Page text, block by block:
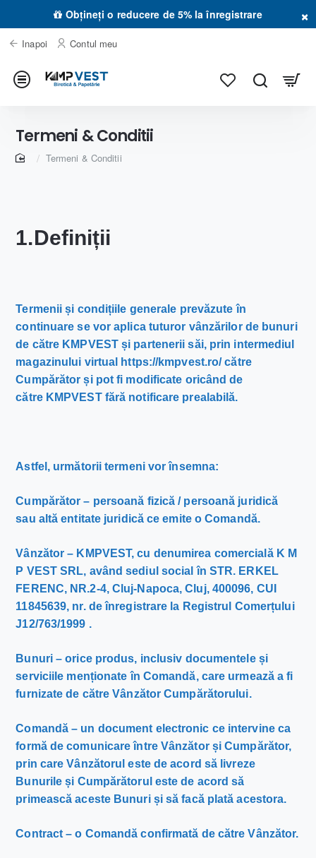
Obțineți o reducere de 5% la înregistrare ×
Inapoi Contul meu
Termeni & Conditii
homeTermeni & Conditii
1.Definiții
Termenii și condițiile generale prevăzute în
continuare se vor aplica tuturor vânzărilor de bunuri
de către KMPVEST și partenerii săi, prin intermediul
magazinului virtual https://kmpvest.ro/ către
Cumpărător și pot fi modificate oricând de
către KMPVEST fără notificare prealabilă.
Astfel, următorii termeni vor însemna:
Cumpărător – persoană fizică / persoană juridică
sau altă entitate juridică ce emite o Comandă.
Vânzător – KMPVEST, cu denumirea comercială K M
P VEST SRL, având sediul social în STR. ERKEL
FERENC, NR.2-4, Cluj-Napoca, Cluj, 400096, CUI
11845639, nr. de înregistrare la Registrul Comerțului
J12/763/1999 .
Bunuri – orice produs, inclusiv documentele și
serviciile menționate în Comandă, care urmează a fi
furnizate de către Vânzător Cumpărătorului.
Comandă – un document electronic ce intervine ca
formă de comunicare între Vânzător și Cumpărător,
prin care Vânzătorul este de acord să livreze
Bunurile și Cumpărătorul este de acord să
primească aceste Bunuri și să facă plată acestora.
Contract – o Comandă confirmată de către Vânzător.